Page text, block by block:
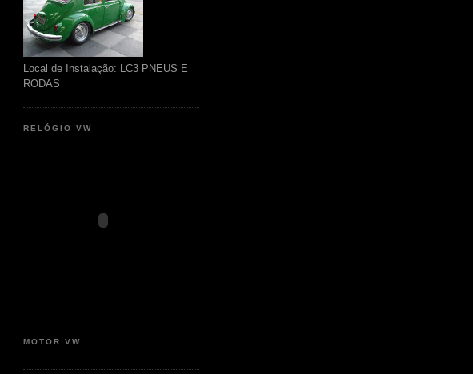
Local de Instalação: LC3 PNEUS E
RODAS
RELÓGIO VW
MOTOR VW